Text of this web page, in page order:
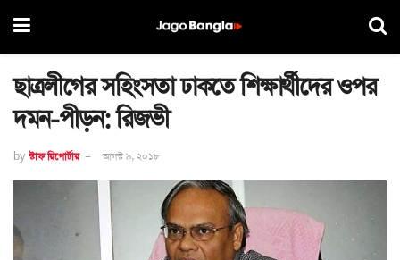
ছাত্রলীগের সহিংসতা ঢাকতে শিক্ষার্থীদের ওপর
দমন-পীড়ন: রিজভী
by স্টাফ রিপোর্টার আগস্ট ৯, ২০১৮